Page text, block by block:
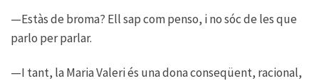
—Estàs de broma? Ell sap com penso, i no sóc de les que
parlo per parlar.
—I tant, la Maria Valeri és una dona conseqüent, racional,